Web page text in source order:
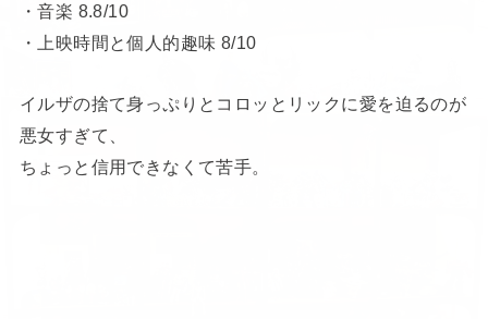
・音楽 8.8/10
・上映時間と個人的趣味 8/10
イルザの捨て身っぷりとコロッとリックに愛を迫るのが
悪女すぎて、
ちょっと信用できなくて苦手。